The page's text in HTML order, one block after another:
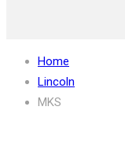
Home
Lincoln
MKS